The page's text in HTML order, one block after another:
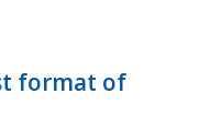
format of